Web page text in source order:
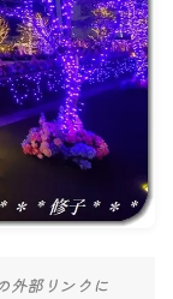
外部リンクに